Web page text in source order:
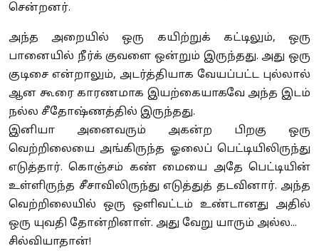
சென்றனர்.
அந்த அறையில் ஒரு கயிற்றுக் கட்டிலும், ஒரு
பானையில் நீர்க் குவளை ஒன்றும் இருந்தது. அது ஒரு
குடிசை என்றாலும், அடர்த்தியாக வேயப்பட்ட புல்லால்
ஆன கூரை காரணமாக இயற்கையாகவே அந்த இடம்
நல்ல சீதோஷ்ணத்தில் இருந்தது.
இனியா அனைவரும் அகன்ற பிறகு ஒரு
வெற்றிலையை அங்கிருந்த ஓலைப் பெட்டியிலிருந்து
எடுத்தார். கொஞ்சம் கண் மையை அதே பெட்டியின்
உள்ளிருந்த சீசாவிலிருந்து எடுத்துத் தடவினார். அந்த
வெற்றிலையில் ஒரு ஒளிவட்டம் உண்டானது அதில்
ஒரு யுவதி தோன்றினாள். அது வேறு யாரும் அல்ல...
சில்வியாதான்!